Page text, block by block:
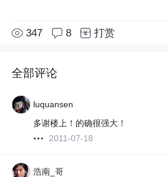
347 8 打赏
全部评论
luquansen
多谢楼上！的确很强大！
2011-07-18
浩南_哥